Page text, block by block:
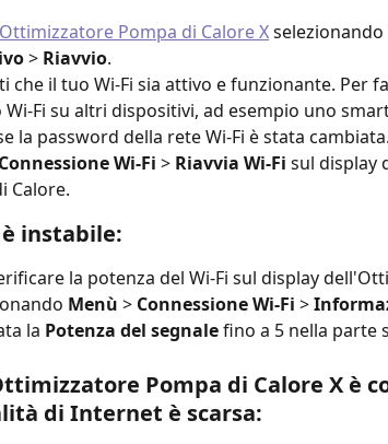
Pompa di Calore X selezionando
> Riavvio.
che il tuo Wi-Fi sia attivo e funzionante. Per
Wi-Fi su altri dispositivi, ad esempio uno
la password della rete Wi-Fi è stata
Connessione Wi-Fi > Riavvia Wi-Fi sul display
Calore.
instabile:
la potenza del Wi-Fi sul display
Menù > Connessione Wi-Fi >
la Potenza del segnale fino a 5 nella parte
Pompa di Calore X è
di Internet è scarsa: